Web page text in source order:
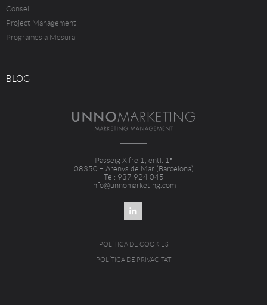
Consell
Project Management
Programes a Mesura
BLOG
Passeig Xifré 1, entl. 1ª
08350 – Arenys de Mar (Barcelona)
Tel: 937 924 045
info@unnomarketing.com
POLÍTICA DE COOKIES
POLÍTICA DE PRIVACITAT